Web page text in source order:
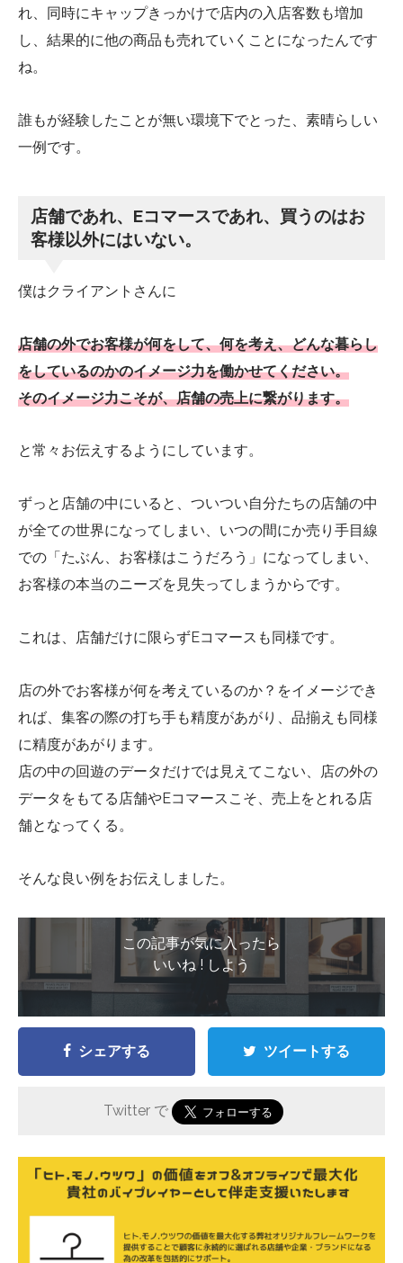
れ、同時にキャップきっかけで店内の入店客数も増加
し、結果的に他の商品も売れていくことになったんです
ね。
誰もが経験したことが無い環境下でとった、素晴らしい
一例です。
店舗であれ、Eコマースであれ、買うのはお
客様以外にはいない。
僕はクライアントさんに
店舗の外でお客様が何をして、何を考え、どんな暮らし
をしているのかのイメージ力を働かせてください。
そのイメージ力こそが、店舗の売上に繋がります。
と常々お伝えするようにしています。
ずっと店舗の中にいると、ついつい自分たちの店舗の中
が全ての世界になってしまい、いつの間にか売り手目線
での「たぶん、お客様はこうだろう」になってしまい、
お客様の本当のニーズを見失ってしまうからです。
これは、店舗だけに限らずEコマースも同様です。
店の外でお客様が何を考えているのか？をイメージでき
れば、集客の際の打ち手も精度があがり、品揃えも同様
に精度があがります。
店の中の回遊のデータだけでは見えてこない、店の外の
データをもてる店舗やEコマースこそ、売上をとれる店
舗となってくる。
そんな良い例をお伝えしました。
この記事が気に入ったら
いいね ! しよう
シェアする ツイートする
Twitter で